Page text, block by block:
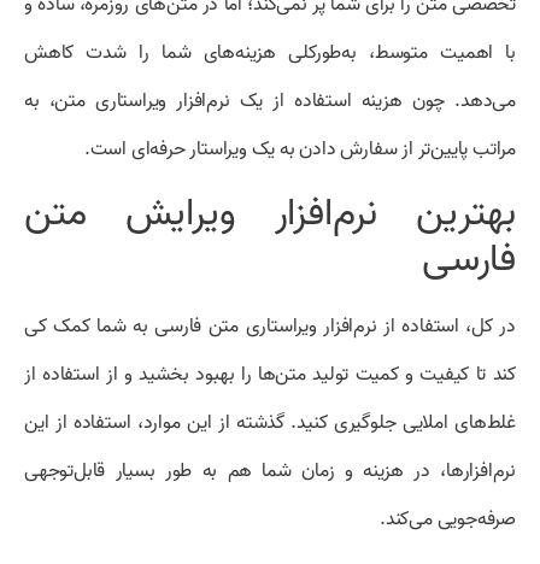
با اهمیت متوسط، به‌طورکلی هزینه‌های شما را شدت کاهش
می‌دهد. چون هزینه استفاده از یک نرم‌افزار ویراستاری متن، به
مراتب پایین‌تر از سفارش دادن به یک ویراستار حرفه‌ای است.
بهترین نرم‌افزار ویرایش متن
فارسی
در کل، استفاده از نرم‌افزار ویراستاری متن فارسی به شما کمک کی
کند تا کیفیت و کمیت تولید متن‌ها را بهبود بخشید و از استفاده از
غلط‌های املایی جلوگیری کنید. گذشته از این موارد، استفاده از این
نرم‌افزارها، در هزینه و زمان شما هم به طور بسیار قابل‌توجهی
صرفه‌جویی می‌کند.